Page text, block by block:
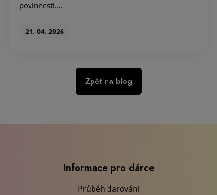
povinnosti.…
21. 04. 2026
Zpět na blog
Informace pro dárce
Průběh darování